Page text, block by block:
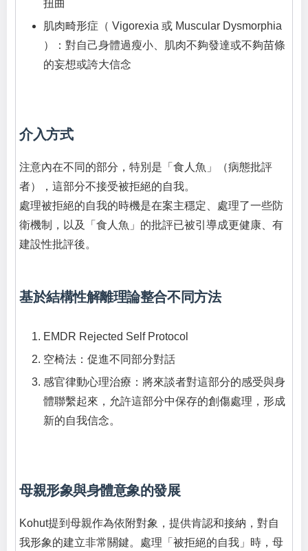
扭曲
肌肉畸形症（ Vigorexia 或 Muscular Dysmorphia
）：對自己身體過瘦小、肌肉不夠發達或不夠苗條
的妄想或誇大信念
介入方式
注意內在不同的部分，特別是「食人魚」（病態批評
者），這部分不接受被拒絕的自我。
處理被拒絕的自我的時機是在案主穩定、處理了一些防
衛機制，以及「食人魚」的批評已被引導成更健康、有
建設性批評後。
基於結構性解離理論整合不同方法
EMDR Rejected Self Protocol
空椅法：促進不同部分對話
感官律動心理治療：將來談者對這部分的感受與身
體聯繫起來，允許這部分中保存的創傷處理，形成
新的自我信念。
母親形象與身體意象的發展
Kohut提到母親作為依附對象，提供肯認和接納，對自
我形象的建立非常關鍵。處理「被拒絕的自我」時，母